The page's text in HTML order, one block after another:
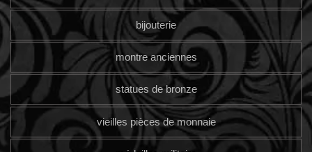
bijouterie
montre anciennes
statues de bronze
vieilles pièces de monnaie